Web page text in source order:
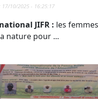
10/2025 - 16:25:17
JIFR : les
nature pour ...